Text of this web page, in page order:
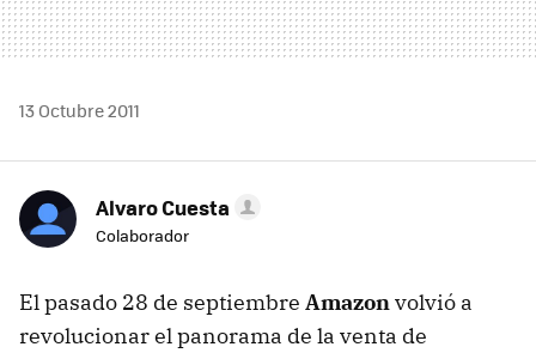
13 Octubre 2011
Alvaro Cuesta
Colaborador
El pasado 28 de septiembre Amazonvolvió a
revolucionar el panorama de la venta de